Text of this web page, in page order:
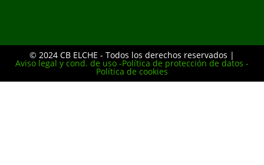
© 2024 CB ELCHE - Todos los derechos reservados |
Aviso legal y cond. de uso -Política de protección de datos -
Política de cookies